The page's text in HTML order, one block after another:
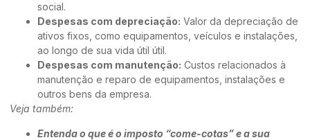
social.
Despesas com depreciação: Valor da depreciação de
ativos fixos, como equipamentos, veículos e instalações,
ao longo de sua vida útil útil.
Despesas com manutenção: Custos relacionados à
manutenção e reparo de equipamentos, instalações e
outros bens da empresa.
Veja também:
Entenda o que é o imposto “come-cotas” e a sua